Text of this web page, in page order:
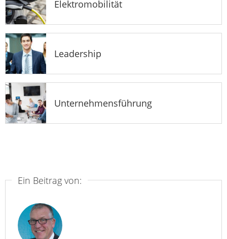
Elektromobilität
Leadership
Unternehmensführung
Ein Beitrag von: